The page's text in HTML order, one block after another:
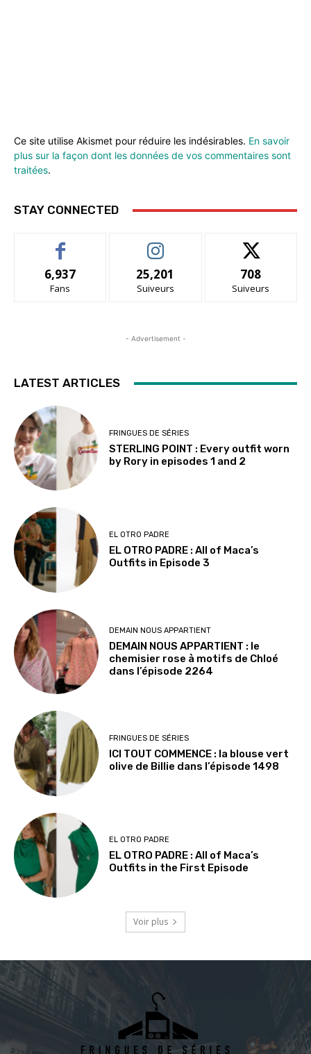
Ce site utilise Akismet pour réduire les indésirables. En savoir
plus sur la façon dont les données de vos commentaires sont
traitées.
STAY CONNECTED
6,937
Fans
25,201
Suiveurs
708
Suiveurs
- Advertisement -
LATEST ARTICLES
FRINGUES DE SÉRIES
STERLING POINT : Every outfit worn
by Rory in episodes 1 and 2
EL OTRO PADRE
EL OTRO PADRE : All of Maca’s
Outfits in Episode 3
DEMAIN NOUS APPARTIENT
DEMAIN NOUS APPARTIENT : le
chemisier rose à motifs de Chloé
dans l’épisode 2264
FRINGUES DE SÉRIES
ICI TOUT COMMENCE : la blouse vert
olive de Billie dans l’épisode 1498
EL OTRO PADRE
EL OTRO PADRE : All of Maca’s
Outfits in the First Episode
Voir plus